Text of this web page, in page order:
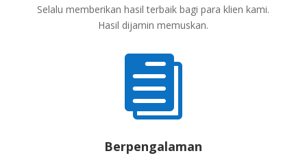
Selalu memberikan hasil terbaik bagi para klien kami.
Hasil dijamin memuskan.

Berpengalaman